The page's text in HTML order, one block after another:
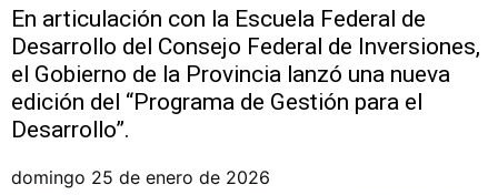
En articulación con la Escuela Federal de
Desarrollo del Consejo Federal de Inversiones,
el Gobierno de la Provincia lanzó una nueva
edición del “Programa de Gestión para el
Desarrollo”.
domingo 25 de enero de 2026